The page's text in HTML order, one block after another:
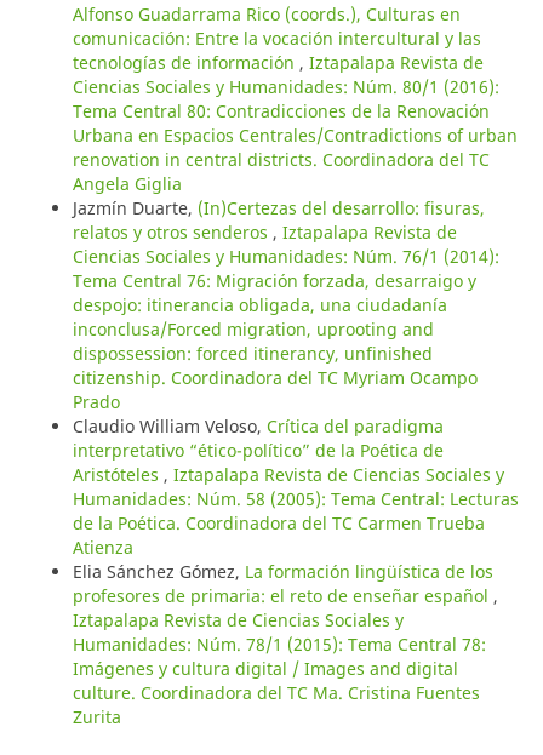
Alfonso Guadarrama Rico (coords.), Culturas en
comunicación: Entre la vocación intercultural y las
tecnologías de información , Iztapalapa Revista de
Ciencias Sociales y Humanidades: Núm. 80/1 (2016):
Tema Central 80: Contradicciones de la Renovación
Urbana en Espacios Centrales/Contradictions of urban
renovation in central districts. Coordinadora del TC
Angela Giglia
Jazmín Duarte, (In)Certezas del desarrollo: fisuras,
relatos y otros senderos , Iztapalapa Revista de
Ciencias Sociales y Humanidades: Núm. 76/1 (2014):
Tema Central 76: Migración forzada, desarraigo y
despojo: itinerancia obligada, una ciudadanía
inconclusa/Forced migration, uprooting and
dispossession: forced itinerancy, unfinished
citizenship. Coordinadora del TC Myriam Ocampo
Prado
Claudio William Veloso, Crítica del paradigma
interpretativo “ético-político” de la Poética de
Aristóteles , Iztapalapa Revista de Ciencias Sociales y
Humanidades: Núm. 58 (2005): Tema Central: Lecturas
de la Poética. Coordinadora del TC Carmen Trueba
Atienza
Elia Sánchez Gómez, La formación lingüística de los
profesores de primaria: el reto de enseñar español ,
Iztapalapa Revista de Ciencias Sociales y
Humanidades: Núm. 78/1 (2015): Tema Central 78:
Imágenes y cultura digital / Images and digital
culture. Coordinadora del TC Ma. Cristina Fuentes
Zurita